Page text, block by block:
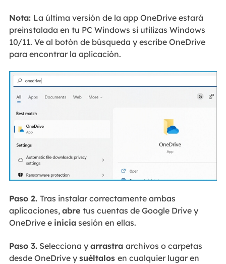
Nota: La última versión de la app OneDrive estará
preinstalada en tu PC Windows si utilizas Windows
10/11. Ve al botón de búsqueda y escribe OneDrive
para encontrar la aplicación.
Paso 2. Tras instalar correctamente ambas
aplicaciones, abre tus cuentas de Google Drive y
OneDrive e iniciasesión en ellas.
Paso 3.Selecciona y arrastra archivos o carpetas
desde OneDrive y suéltalos en cualquier lugar en